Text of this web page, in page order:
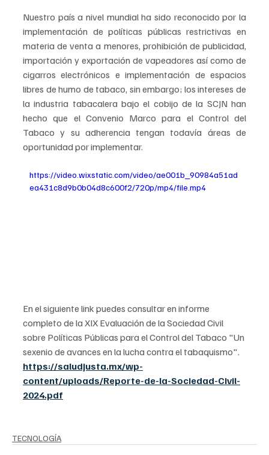
Nuestro país a nivel mundial ha sido reconocido por la
implementación de políticas públicas restrictivas en
materia de venta a menores, prohibición de publicidad,
importación y exportación de vapeadores así como de
cigarros electrónicos e implementación de espacios
libres de humo de tabaco, sin embargo; los intereses de
la industria tabacalera bajo el cobijo de la SCJN han
hecho que el Convenio Marco para el Control del
Tabaco y su adherencia tengan todavía áreas de
oportunidad por implementar.
https://video.wixstatic.com/video/ae001b_90984a51ad
ea431c8d9b0b04d8c600f2/720p/mp4/file.mp4
En el siguiente link puedes consultar en informe
completo de la XIX Evaluación de la Sociedad Civil
sobre Políticas Públicas para el Control del Tabaco "Un
sexenio de avances en la lucha contra el tabaquismo".
https://saludjusta.mx/wp-
content/uploads/Reporte-de-la-Sociedad-Civil-
2024.pdf
TECNOLOGÍA